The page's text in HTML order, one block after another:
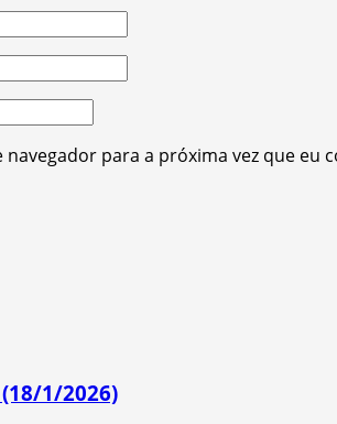
navegador para a próxima vez que eu
1/2026)